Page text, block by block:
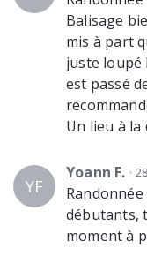
Balisage
mis à part
juste loupé
est passé
Un lieu à la
YF
Yoann F.
débutants,
moment à